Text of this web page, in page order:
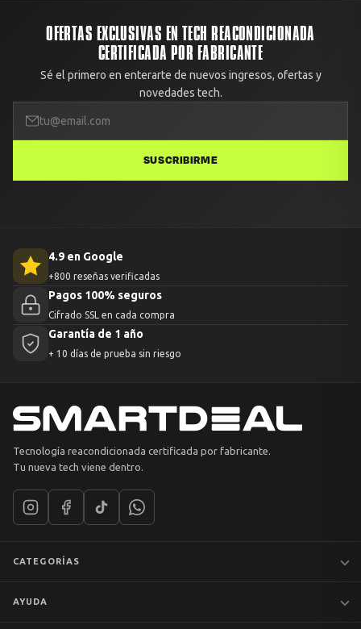
OFERTAS EXCLUSIVAS EN TECH REACONDICIONADA
CERTIFICADA POR FABRICANTE
Sé el primero en enterarte de nuevos ingresos, ofertas y
novedades tech.
SUSCRIBIRME
4.9 en Google
+800 reseñas verificadas
Pagos 100% seguros
Cifrado SSL en cada compra
Garantía de 1 año
+ 10 días de prueba sin riesgo
Tecnología reacondicionada certificada por fabricante.
Tu nueva tech viene dentro.
CATEGORÍAS
AYUDA